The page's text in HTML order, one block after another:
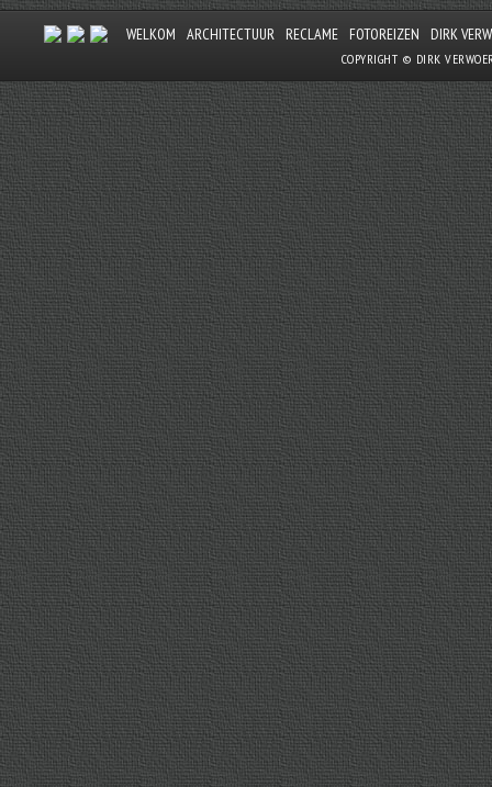
WELKOM ARCHITECTUUR RECLAME FOTOREIZEN DIRK
COPYRIGHT © DIRK